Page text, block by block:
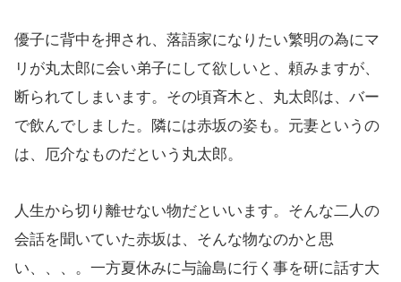
優子に背中を押され、落語家になりたい繁明の為にマ
リが丸太郎に会い弟子にして欲しいと、頼みますが、
断られてしまいます。その頃斉木と、丸太郎は、バー
で飲んでしました。隣には赤坂の姿も。元妻というの
は、厄介なものだという丸太郎。
人生から切り離せない物だといいます。そんな二人の
会話を聞いていた赤坂は、そんな物なのかと思
い、、、。一方夏休みに与論島に行く事を研に話す大